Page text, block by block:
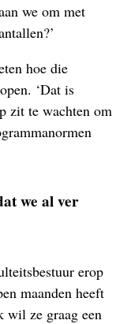
we om met
hoe die
‘Dat is
zit te wachten om
we al ver
erop
maanden heeft
wil ze graag een